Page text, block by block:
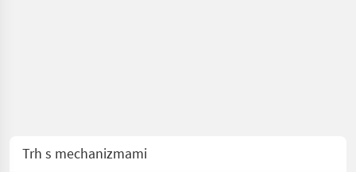
Trh s mechanizmami